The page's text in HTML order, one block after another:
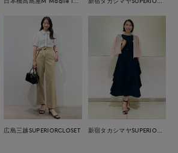
広島三越SUPERIORCLOSET